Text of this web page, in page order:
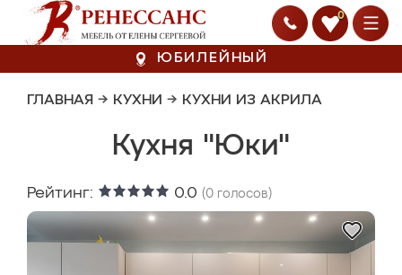
0
ЮБИЛЕЙНЫЙ
ГЛАВНАЯ → КУХНИ → КУХНИ ИЗ АКРИЛА
Кухня "Юки"
Рейтинг: 0.0 (0 голосов)